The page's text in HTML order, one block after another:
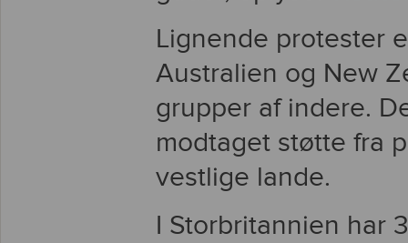
Lignende protester
Australien og New
grupper af indere.
modtaget støtte fra
vestlige lande.
I Storbritannien har